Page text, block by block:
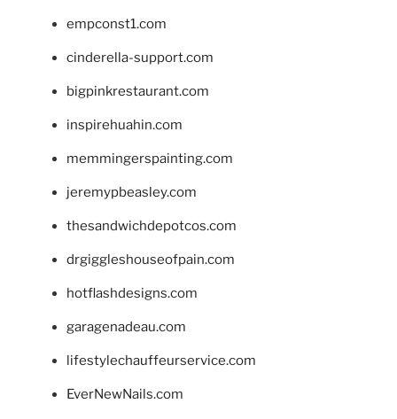
empconst1.com
cinderella-support.com
bigpinkrestaurant.com
inspirehuahin.com
memmingerspainting.com
jeremypbeasley.com
thesandwichdepotcos.com
drgiggleshouseofpain.com
hotflashdesigns.com
garagenadeau.com
lifestylechauffeurservice.com
EverNewNails.com